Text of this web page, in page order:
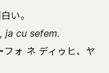
い。
ja cu sefem.
フォ ネ ディゥヒ、ヤ